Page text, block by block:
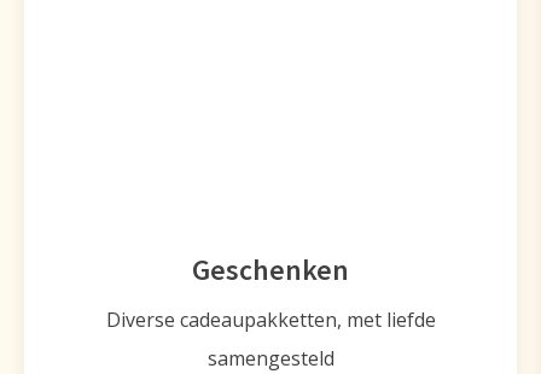
Geschenken
Diverse cadeaupakketten, met liefde
samengesteld